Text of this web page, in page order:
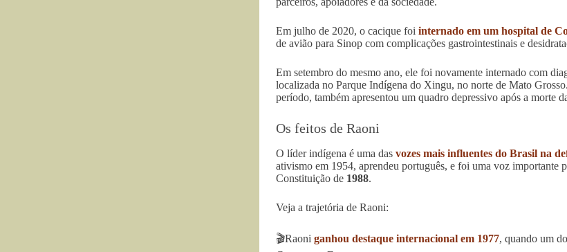
Em julho de 2020, o cacique foi internado em um hospital de
de avião para Sinop com complicações gastrointestinais e
Em setembro do mesmo ano, ele foi novamente internado com
localizada no Parque Indígena do Xingu, no norte de Mato
período, também apresentou um quadro depressivo após a morte
Os feitos de Raoni
O líder indígena é uma das vozes mais influentes do Brasil na
ativismo em 1954, aprendeu português, e foi uma voz importante
Constituição de 1988.
Veja a trajetória de Raoni:
🎬Raoni ganhou destaque internacional em 1977, quando um